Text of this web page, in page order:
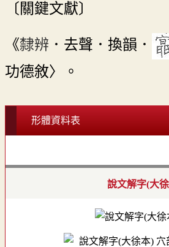
〔關鍵文獻〕
《隸辨 ．去聲．換韻．
功德敘〉。
形體資料表
說文解字(大